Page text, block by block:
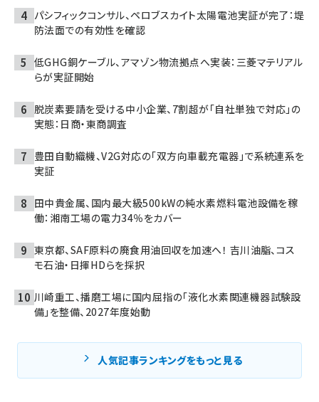
パシフィックコンサル、ペロブスカイト太陽電池実証が完了：堤
防法面での有効性を確認
低GHG銅ケーブル、アマゾン物流拠点へ実装：三菱マテリアル
らが実証開始
脱炭素要請を受ける中小企業、7割超が「自社単独で対応」の
実態：日商・東商調査
豊田自動織機、V2G対応の「双方向車載充電器」で系統連系を
実証
田中貴金属、国内最大級500kWの純水素燃料電池設備を稼
働：湘南工場の電力34％をカバー
東京都、SAF原料の廃食用油回収を加速へ！ 吉川油脂、コス
モ石油・日揮HDらを採択
川崎重工、播磨工場に国内屈指の「液化水素関連機器試験設
備」を整備、2027年度始動
人気記事ランキングをもっと見る